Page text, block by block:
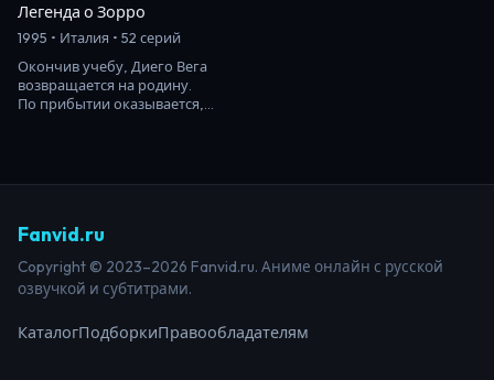
Легенда о Зорро
1995 • Италия • 52 серий
Окончив учебу, Диего Вега
возвращается на родину.
По прибытии оказывается,
Fanvid.ru
Copyright © 2023–2026 Fanvid.ru. Аниме онлайн с русской
озвучкой и субтитрами.
КаталогПодборкиПравообладателям